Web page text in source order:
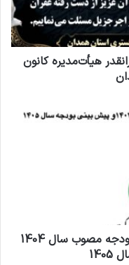
هیأت‌مدیره کانون
جزئیات عملکرد سال 1404بر اساس بودجه مصوب سال 1404